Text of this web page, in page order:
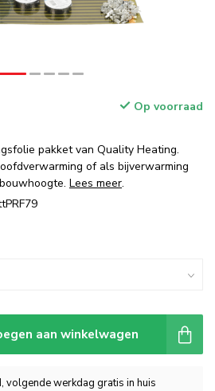
Op voorraad
pakket van Quality Heating.
of als bijverwarming
Lees meer.
aan winkelwagen
volgende werkdag gratis in huis